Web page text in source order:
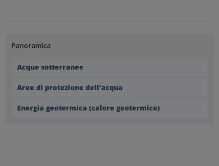
Panoramica
Acque sotterranee
Aree di protezione dell'acqua
Energia geotermica (calore geotermico)